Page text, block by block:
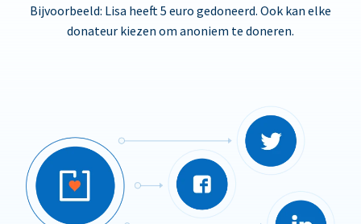
Bijvoorbeeld: Lisa heeft 5 euro gedoneerd. Ook kan elke
donateur kiezen om anoniem te doneren.